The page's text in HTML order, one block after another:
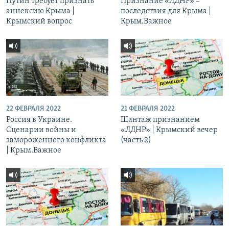
аннексию Крыма |
Крымский вопрос
последствия для Крыма |
Крым.Важное
22 ФЕВРАЛЯ 2022
Россия в Украине.
Сценарии войны и
замороженного конфликта
| Крым.Важное
21 ФЕВРАЛЯ 2022
Шантаж признанием
«ЛДНР» | Крымский вечер
(часть 2)